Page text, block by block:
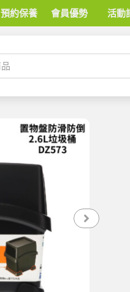
預約保養 會員優勢 活動